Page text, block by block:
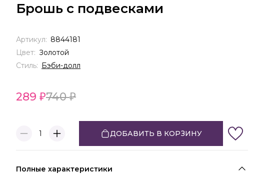
Брошь с подвесками
289 740
1 ДОБАВИТЬ В КОРЗИНУ
Артикул: 8844181
Цвет: Золотой
Стиль: Бэби-долл
Полные характеристики